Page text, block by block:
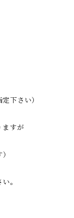
下さい）
ますが
。